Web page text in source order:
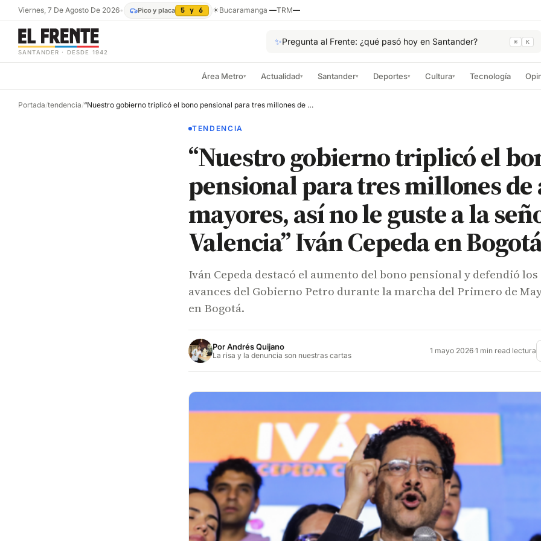
Viernes, 7 De Agosto De 2026• Pico y placa 5 y 6 ☀Bucaramanga —TRM—
SANTANDER · DESDE 1942
✨Pregunta al Frente: ¿qué pasó hoy en Santander? ⌘ K
Área Metro▾ Actualidad▾ Santander▾ Deportes▾ Cultura▾ Tecnología
Portada/tendencia/ “Nuestro gobierno triplicó el bono pensional para tres millones de adultos mayores, así no le guste a la señora Valencia” Iván Cepeda en Bogotá
TENDENCIA
“Nuestro gobierno triplicó el
pensional para tres millones de
mayores, así no le guste a la
Valencia” Iván Cepeda en
Iván Cepeda destacó el aumento del bono pensional y defendió los
avances del Gobierno Petro durante la marcha del Primero de
en Bogotá.
PorAndrés Quijano
La risa y la denuncia son nuestras cartas 1 mayo 2026·1 min read lectura